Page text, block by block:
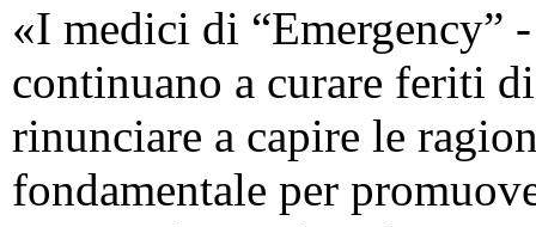
«I medici di “Emergency”
continuano a curare feriti
rinunciare a capire le
fondamentale per